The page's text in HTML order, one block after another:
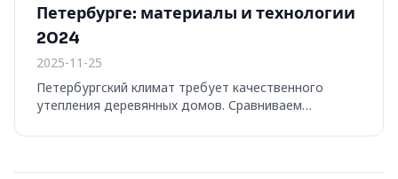
Петербурге: материалы и технологии
2024
2025-11-25
Петербургский климат требует качественного
утепления деревянных домов. Сравниваем
монтажа в условиях высокой влажности.